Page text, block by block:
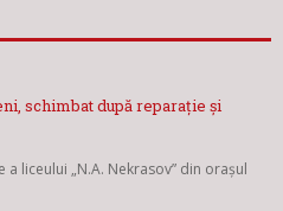
schimbat după reparație și
liceului „N.A. Nekrasov” din orașul